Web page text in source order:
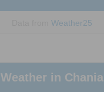
Weather25
Weather in Chania